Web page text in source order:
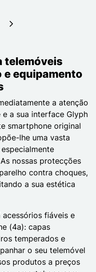
telemóveis
e equipamento
a atenção
a sua interface Glyph
smartphone original
lhe uma vasta
nossas protecções
contra choques,
a sua estética
fiáveis e
(4a): capas
temperados e
o seu telemóvel
produtos a preços